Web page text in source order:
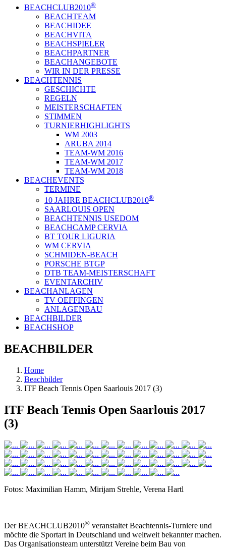
BEACHCLUB2010®
BEACHTEAM
BEACHIDEE
BEACHVITA
BEACHSPIELER
BEACHPARTNER
BEACHANGEBOTE
WIR IN DER PRESSE
BEACHTENNIS
GESCHICHTE
REGELN
MEISTERSCHAFTEN
STIMMEN
TURNIERHIGHLIGHTS
WM 2003
ARUBA 2014
TEAM-WM 2016
TEAM-WM 2017
TEAM-WM 2018
BEACHEVENTS
TERMINE
10 JAHRE BEACHCLUB2010®
SAARLOUIS OPEN
BEACHTENNIS USEDOM
BEACHCAMP CERVIA
BT TOUR LIGURIA
WM CERVIA
SCHMIDEN-BEACH
PORSCHE BTGP
DTB TEAM-MEISTERSCHAFT
EVENTARCHIV
BEACHANLAGEN
TV OEFFINGEN
ANLAGENBAU
BEACHBILDER
BEACHSHOP
BEACHBILDER
Home
Beachbilder
ITF Beach Tennis Open Saarlouis 2017 (3)
ITF Beach Tennis Open Saarlouis 2017
(3)
Fotos: Maximilian Hamm, Mirijam Strehle, Verena Hartl
Der BEACHCLUB2010® veranstaltet Beachtennis-Turniere und
möchte die Sportart in Deutschland und weltweit bekannter machen.
Das Organisationsteam unterstützt Vereine beim Bau von